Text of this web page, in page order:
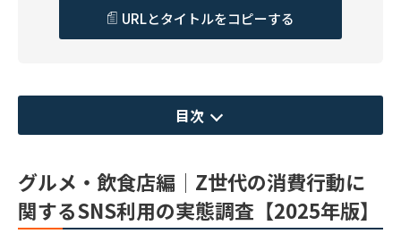
URLとタイトルをコピーする
目次
グルメ・飲食店編│Z世代の消費行動に
関するSNS利用の実態調査【2025年版】